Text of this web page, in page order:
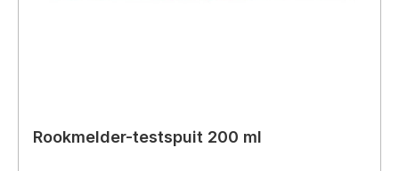
Rookmelder-testspuit 200 ml